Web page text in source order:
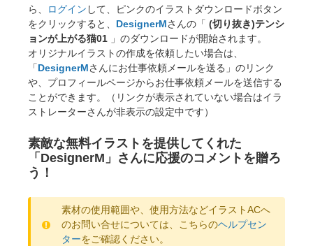
ら、
ログイン して、ピンクのイラストダウンロードボタン
をクリックすると、 DesignerMさんの「 (切り抜き)テンシ
ョンが上がる猫01 」のダウンロードが開始されます。
オリジナルイラストの作成を依頼したい場合は、
「DesignerMさんにお仕事依頼メールを送る」のリンク
や、プロフィールページからお仕事依頼メールを送信する
ことができます。（リンクが表示されていない場合はイラ
ストレーターさんが非表示の設定中です）
素敵な無料イラストを提供してくれた
「DesignerM」さんに応援のコメントを贈ろ
う！
素材の使用範囲や、使用方法などイラストACへ
のお問い合せについては、こちらのヘルプセン
ターをご確認ください。